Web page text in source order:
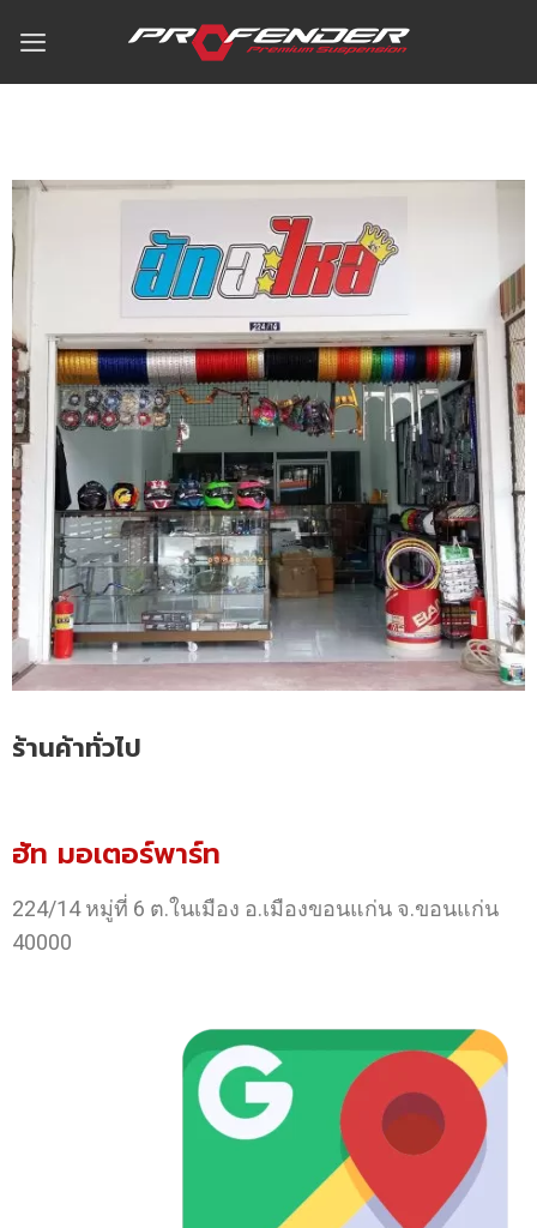
ร้านค้าทั่วไป
ฮัท มอเตอร์พาร์ท
224/14 หมู่ที่ 6 ต.ในเมือง อ.เมืองขอนแก่น จ.ขอนแก่น
40000